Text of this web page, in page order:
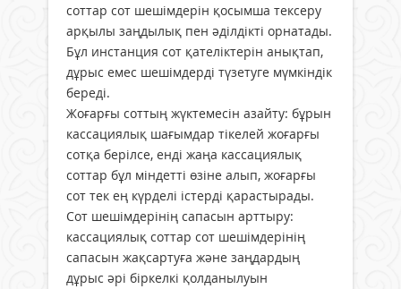
соттар сот шешімдерін қосымша тексеру
арқылы заңдылық пен әділдікті орнатады.
Бұл инстанция сот қателіктерін анықтап,
дұрыс емес шешімдерді түзетуге мүмкіндік
береді.
Жоғарғы соттың жүктемесін азайту: бұрын
кассациялық шағымдар тікелей жоғарғы
сотқа берілсе, енді жаңа кассациялық
соттар бұл міндетті өзіне алып, жоғарғы
сот тек ең күрделі істерді қарастырады.
Сот шешімдерінің сапасын арттыру:
кассациялық соттар сот шешімдерінің
сапасын жақсартуға және заңдардың
дұрыс әрі біркелкі қолданылуын